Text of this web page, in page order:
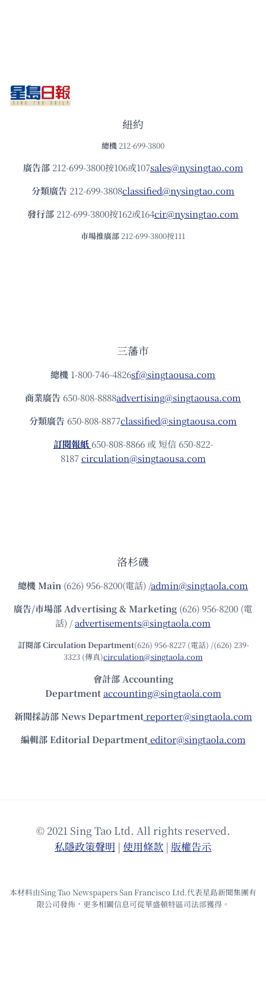
紐約
總機 212-699-3800
廣告部212-699-3800按106或107sales@nysingtao.com
分類廣告 212-699-3808classified@nysingtao.com
發⾏部 212-699-3800按162或164cir@nysingtao.com
市場推廣部 212-699-3800按111
三藩市
總機 1-800-746-4826sf@singtaousa.com
商業廣告 650-808-8888advertising@singtaousa.com
分類廣告 650-808-8877classified@singtaousa.com
訂閱報紙 650-808-8866 或 短信 650-822-
8187circulation@singtaousa.com
洛杉磯
總機Main (626) 956-8200(電話) /admin@singtaola.com
廣告/市場部Advertising & Marketing (626) 956-8200 (電
話) /advertisements@singtaola.com
訂閱部 Circulation Department(626) 956-8227 (電話) /(626) 239-
3323 (傳真)circulation@singtaola.com
會計部 Accounting
Department accounting@singtaola.com
新聞採訪部 News Department reporter@singtaola.com
編輯部 Editorial Department editor@singtaola.com
© 2021 Sing Tao Ltd. All rights reserved.
私隱政策聲明 | 使⽤條款 | 版權告⽰
本材料由Sing Tao Newspapers San Francisco Ltd.代表星島新聞集團有
限公司發佈，更多相關信息可從華盛頓特區司法部獲得。